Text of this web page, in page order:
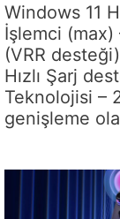
Windows 11
İşlemci
(VRR
Hızlı Şarj
Teknolojisi –
genişleme